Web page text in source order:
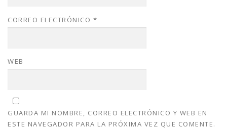
CORREO ELECTRÓNICO *
WEB
GUARDA MI NOMBRE, CORREO ELECTRÓNICO Y WEB EN
ESTE NAVEGADOR PARA LA PRÓXIMA VEZ QUE COMENTE.